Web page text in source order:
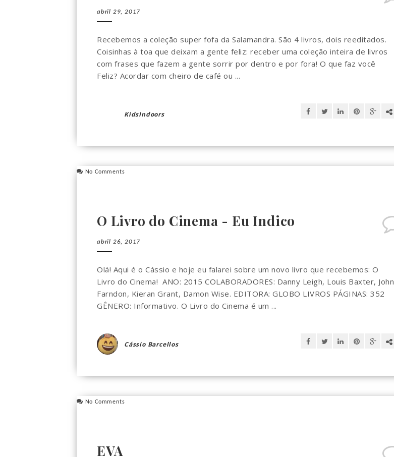
abril 29, 2017
Recebemos a coleção super fofa da Salamandra. São 4 livros, dois reeditados.
Coisinhas à toa que deixam a gente feliz: receber uma coleção inteira de livros
com frases que fazem a gente sorrir por dentro e por fora! O que faz você
Feliz? Acordar com cheiro de café ou ...
KidsIndoors
No Comments
O Livro do Cinema - Eu Indico
abril 26, 2017
Olá! Aqui é o Cássio e hoje eu falarei sobre um novo livro que recebemos: O
Livro do Cinema! ANO: 2015 COLABORADORES: Danny Leigh, Louis Baxter, John
Farndon, Kieran Grant, Damon Wise. EDITORA: GLOBO LIVROS PÁGINAS: 352
GÊNERO: Informativo. O Livro do Cinema é um ...
Cássio Barcellos
No Comments
EVA